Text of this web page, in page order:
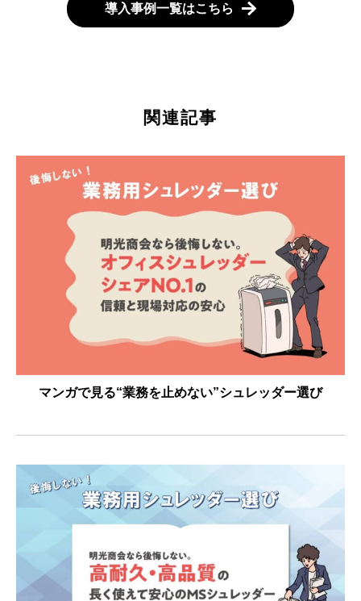
導入事例一覧はこちら
関連記事
マンガで見る“業務を止めない”シュレッダー選び